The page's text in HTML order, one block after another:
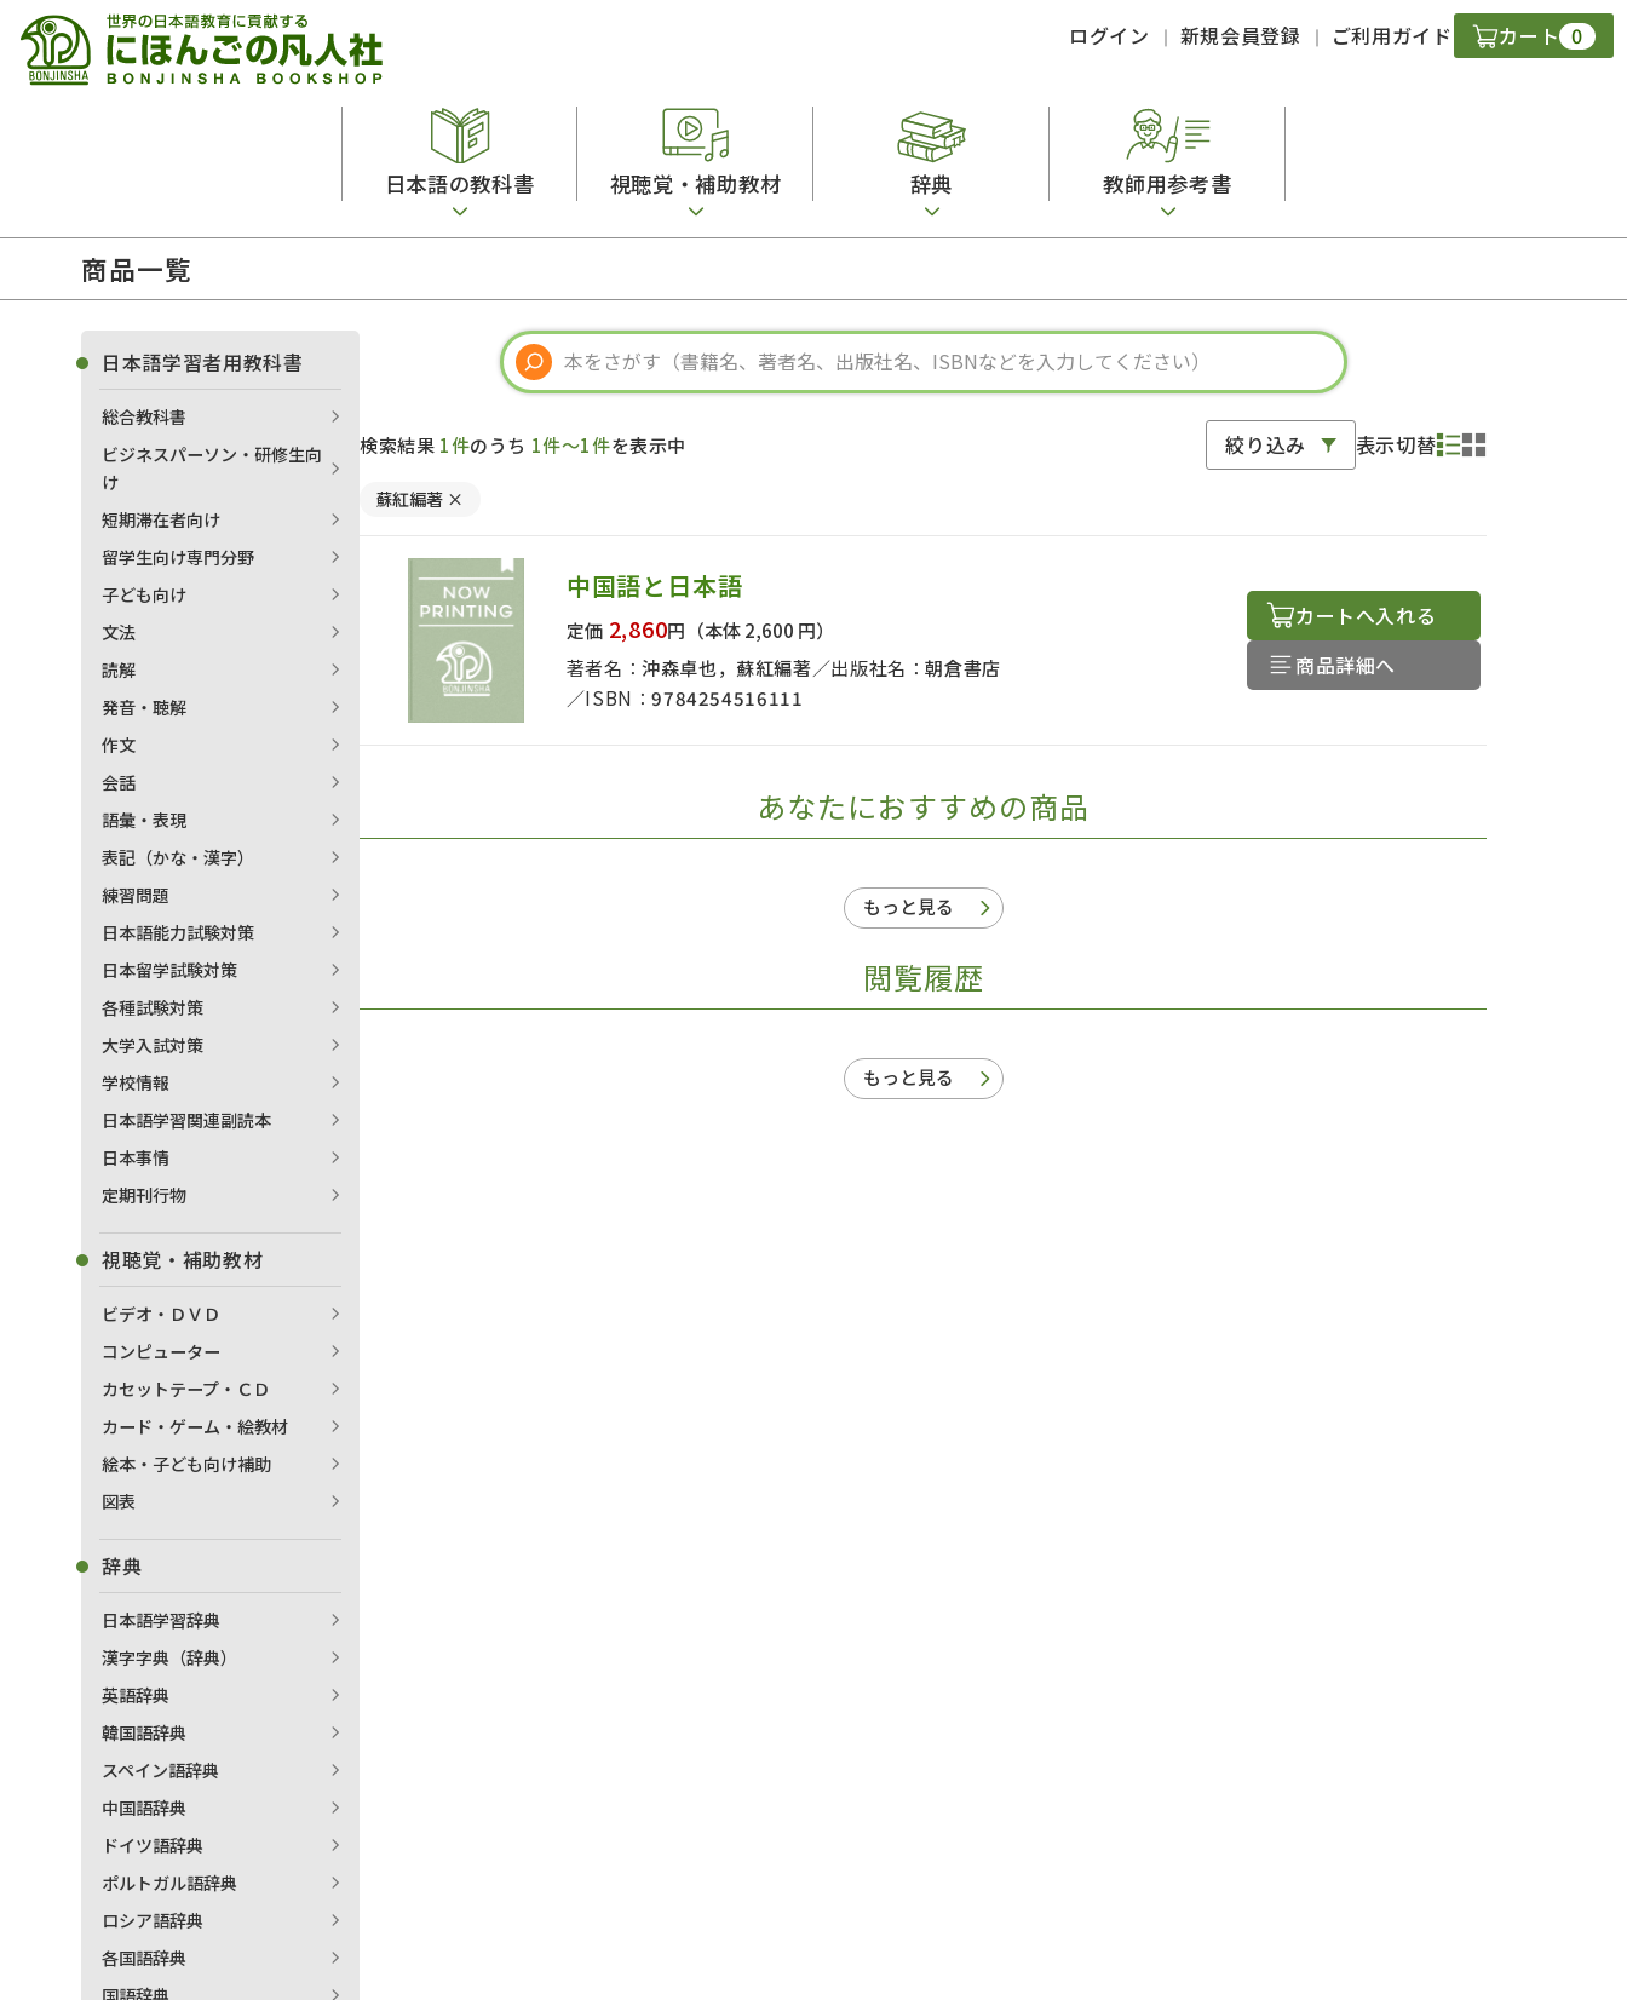
ログイン 新規会員登録 ご利用ガイド カート 0
日本語の教科書
留学生向け専門分野
子ども向け
文法
読解
発音・聴解
作文
練習問題
各種試験対策
日本語学習関連副読本
視聴覚・補助教材
カード・ゲーム・絵教材
絵本・子ども向け補助 図表
辞典
韓国語辞典
スペイン語辞典
中国語辞典
ドイツ語辞典
ポルトガル語辞典
ロシア語辞典
各国語辞典
語学・文法辞典
教師用参考書
音声・音韻
語彙・意味
文章・談話・表現
文法
表記
言語学
試験対策
多言語社会・言語政策
定期刊行物
商品一覧
検索結果 1件のうち 1件～1件を表示中 絞り込み 表示切替
蘇紅編著 ×
中国語と日本語
定価 2,860円 （本体 2,600 円）
著者名：沖森卓也，蘇紅編著 出版社名：朝倉書店
ISBN：9784254516111
カートへ入れる
商品詳細へ
あなたにおすすめの商品
もっと見る
閲覧履歴
もっと見る
日本語学習者用教科書
総合教科書
ビジネスパーソン・研修生向
け
短期滞在者向け
留学生向け専門分野
子ども向け
文法
読解
発音・聴解
作文
会話
語彙・表現
表記（かな・漢字）
練習問題
日本語能力試験対策
日本留学試験対策
各種試験対策
大学入試対策
学校情報
日本語学習関連副読本
日本事情
定期刊行物
視聴覚・補助教材
ビデオ・ＤＶＤ
コンピューター
カセットテープ・ＣＤ
カード・ゲーム・絵教材
絵本・子ども向け補助
図表
辞典
日本語学習辞典
漢字字典（辞典）
英語辞典
韓国語辞典
スペイン語辞典
中国語辞典
ドイツ語辞典
ポルトガル語辞典
ロシア語辞典
各国語辞典
国語辞典